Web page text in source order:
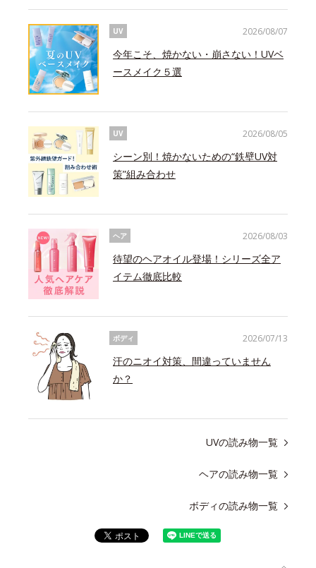
UV
今年こそ、焼かない・崩さない！UVベ
ースメイク５選
2026/08/07
UV
シーン別！焼かないための“鉄壁UV対
策”組み合わせ
2026/08/05
ヘア
待望のヘアオイル登場！シリーズ全ア
イテム徹底比較
2026/08/03
ボディ
汗のニオイ対策、間違っていません
か？
2026/07/13
UVの読み物一覧
ヘアの読み物一覧
ボディの読み物一覧